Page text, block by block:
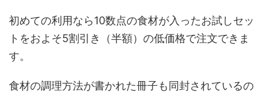
初めての利用なら10数点の食材が入ったお試しセッ
トをおよそ5割引き（半額）の低価格で注文できま
す。
食材の調理方法が書かれた冊子も同封されているの